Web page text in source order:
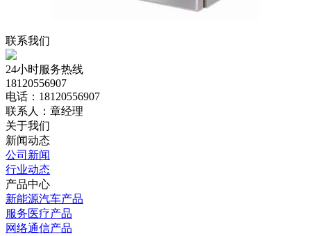
联系我们
24小时服务热线
18120556907
电话：18120556907
联系人：章经理
关于我们
新闻动态
公司新闻
行业动态
产品中心
新能源汽车产品
服务医疗产品
网络通信产品